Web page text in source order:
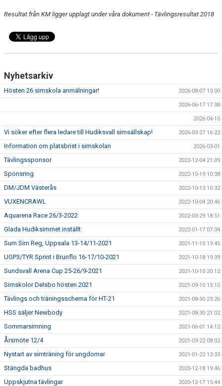
Resultat från KM ligger upplagt under våra dokument - Tävlingsresultat 2018
Nyhetsarkiv
Hösten 26 simskola anmälningar! 2026-08-07 13:00
2026-06-17 17:38
2026-04-15
Vi söker efter flera ledare till Hudiksvall simsällskap! 2026-03-27 16:22
Information om platsbrist i simskolan 2026-03-01
Tävlingssponsor 2022-12-04 21:09
Sponsring 2022-10-19 10:38
DM/JDM Västerås 2022-10-13 10:32
VUXENCRAWL 2022-10-04 20:46
Aquarena Race 26/3-2022 2022-03-29 18:51
Glada Hudiksimmet inställt 2022-01-17 07:34
Sum Sim Reg, Uppsala 13-14/11-2021 2021-11-15 19:45
UGP3/TYR Sprint i Brunflo 16-17/10-2021 2021-10-18 19:39
Sundsvall Arena Cup 25-26/9-2021 2021-10-10 20:12
Simskolor Delsbo hösten 2021 2021-09-10 15:15
Tävlings och träningsschema för HT-21 2021-08-30 23:26
HSS säljer Newbody 2021-08-30 21:02
Sommarsimning 2021-06-01 14:12
Årsmöte 12/4 2021-03-22 08:02
Nystart av simträning för ungdomar 2021-01-22 13:33
Stängda badhus 2020-12-18 19:46
Uppskjutna tävlingar 2020-12-17 15:44